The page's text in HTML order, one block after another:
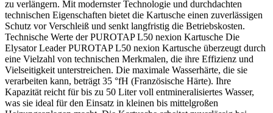
zu verlängern. Mit modernster Technologie und durchdachten
technischen Eigenschaften bietet die Kartusche einen zuverlässigen
Schutz vor Verschleiß und senkt langfristig die Betriebskosten.
Technische Werte der PUROTAP L50 nexion Kartusche Die
Elysator Leader PUROTAP L50 nexion Kartusche überzeugt durch
eine Vielzahl von technischen Merkmalen, die ihre Effizienz und
Vielseitigkeit unterstreichen. Die maximale Wasserhärte, die sie
verarbeiten kann, beträgt 35 °fH (Französische Härte). Ihre
Kapazität reicht für bis zu 50 Liter voll entmineralisiertes Wasser,
was sie ideal für den Einsatz in kleinen bis mittelgroßen